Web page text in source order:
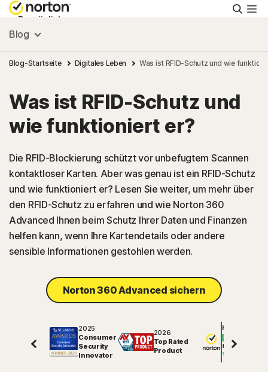
Persönlich
Small Business
Ressourcen
Support
Kostenlos testen
Deutschland
Einloggen
Blog
Blog-Startseite Digitales Leben Was ist RFID-Schutz und wie
Was ist RFID-Schutz und
wie funktioniert er?
Die RFID-Blockierung schützt vor unbefugtem Scannen
kontaktloser Karten. Aber was genau ist ein RFID-Schutz
und wie funktioniert er? Lesen Sie weiter, um mehr über
den RFID-Schutz zu erfahren und wie Norton 360
Advanced Ihnen beim Schutz Ihrer Daten und Finanzen
helfen kann, wenn Ihre Kartendetails oder andere
sensible Informationen gestohlen werden.
Norton 360 Advanced sichern
2025
Consumer
Security
Innovator
2026
Top Rated
Product
Hervorragend
81443